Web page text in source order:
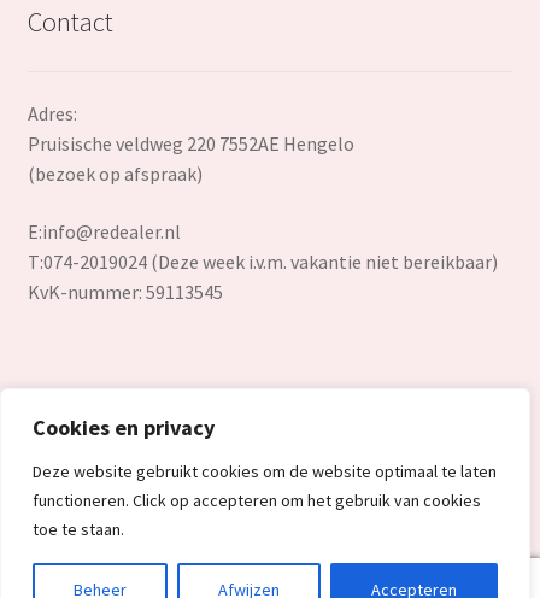
Cookies en privacy
Deze website gebruikt cookies om de website optimaal te laten
functioneren. Click op accepteren om het gebruik van cookies
toe te staan.
Beheer Afwijzen Accepteren
Contact
Adres:
Pruisische veldweg 220 7552AE Hengelo
(bezoek op afspraak)
E:info@redealer.nl
T:074-2019024 (Deze week i.v.m. vakantie niet bereikbaar)
KvK-nummer: 59113545
© Redealer.nl | Gecontroleerde retourproducten en nieuwe
overstockproducten tegen een onverslaanbare lage prijs.
2026